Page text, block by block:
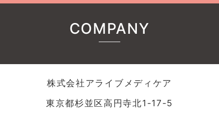
COMPANY
株式会社アライブメディケア
東京都杉並区高円寺北1-17-5